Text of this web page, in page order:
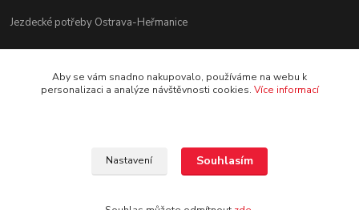
Jezdecké potřeby Ostrava-Heřmanice
Po-Pá 9:30 - 17:30
Aby se vám snadno nakupovalo, používáme na webu k
personalizaci a analýze návštěvnosti cookies. Více informací
Nastavení Souhlasím